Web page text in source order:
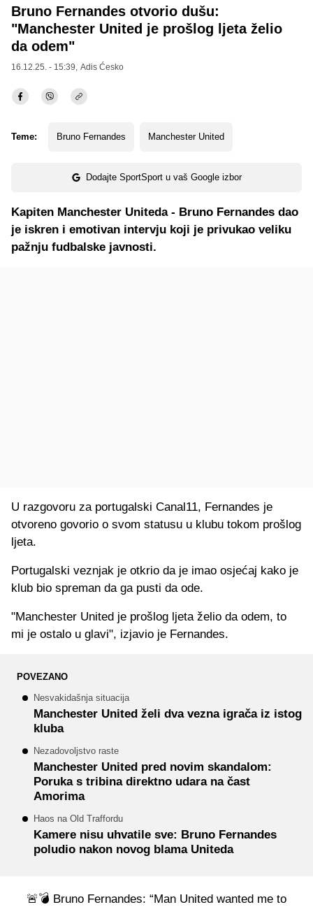
Bruno Fernandes otvorio dušu:
"Manchester United je prošlog ljeta želio
da odem"
16.12.25. - 15:39, Adis Ćesko
Teme: Bruno Fernandes Manchester United
Dodajte SportSport u vaš Google izbor
Kapiten Manchester Uniteda - Bruno Fernandes dao
je iskren i emotivan intervju koji je privukao veliku
pažnju fudbalske javnosti.
U razgovoru za portugalski Canal11, Fernandes je
otvoreno govorio o svom statusu u klubu tokom prošlog
ljeta.
Portugalski veznjak je otkrio da je imao osjećaj kako je
klub bio spreman da ga pusti da ode.
"Manchester United je prošlog ljeta želio da odem, to
mi je ostalo u glavi", izjavio je Fernandes.
POVEZANO
Nesvakidašnja situacija
Manchester United želi dva vezna igrača iz istog
kluba
Nezadovoljstvo raste
Manchester United pred novim skandalom:
Poruka s tribina direktno udara na čast
Amorima
Haos na Old Traffordu
Kamere nisu uhvatile sve: Bruno Fernandes
poludio nakon novog blama Uniteda
🚨💣 Bruno Fernandes: “Man United wanted me to